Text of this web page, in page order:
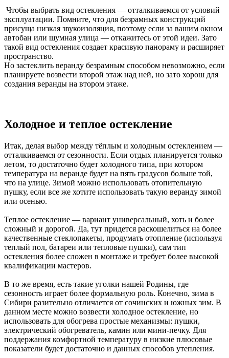
Чтобы выбрать вид остекления — отталкиваемся от условий
эксплуатации. Помните, что для безрамных конструкций
присуща низкая звукоизоляция, поэтому если за вашим окном
автобан или шумная улица — откажитесь от этой идеи. Зато
такой вид остекления создает красивую панораму и расширяет
пространство.
Но застеклить веранду безрамным способом невозможно, если
планируете возвести второй этаж над ней, но зато хорош для
создания веранды на втором этаже.
Холодное и теплое остекление
Итак, делая выбор между тёплым и холодным остеклением —
отталкиваемся от сезонности. Если отдых планируется только
летом, то достаточно будет холодного типа, при котором
температура на веранде будет на пять градусов больше той,
что на улице. Зимой можно использовать отопительную
пушку, если все же хотите использовать такую веранду зимой
или осенью.
Теплое остекление — вариант универсальный, хоть и более
сложный и дорогой. Да, тут придется раскошелиться на более
качественные стеклопакеты, продумать отопление (используя
теплый пол, батареи или тепловые пушки), сам тип
остекления более сложен в монтаже и требует более высокой
квалификации мастеров.
В то же время, есть такие уголки нашей Родины, где
сезонность играет более формальную роль. Конечно, зима в
Сибири разительно отличается от сочинских и южных зим. В
данном месте можно возвести холодное остекление, но
использовать для обогрева простые механизмы: пушки,
электрический обогреватель, камин или мини-печку. Для
поддержания комфортной температуру в низкие плюсовые
показатели будет достаточно и данных способов утепления.